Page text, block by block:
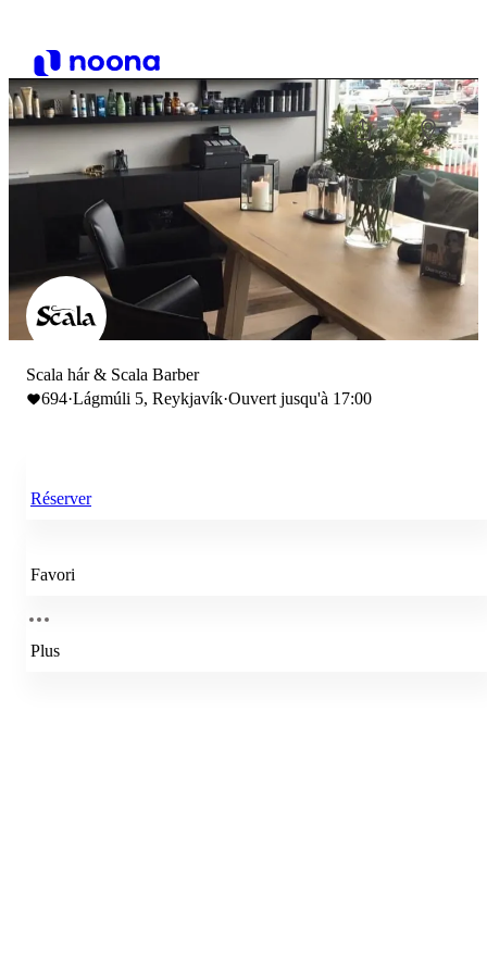
Scala hár & Scala Barber
694·Lágmúli 5, Reykjavík·Ouvert jusqu'à 17:00
Réserver
Favori
Plus